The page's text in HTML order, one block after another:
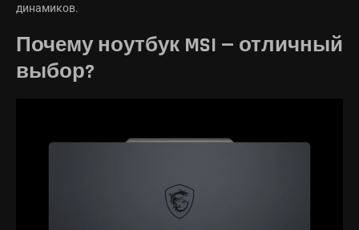
динамиков.
Почему ноутбук MSI — отличный
выбор?